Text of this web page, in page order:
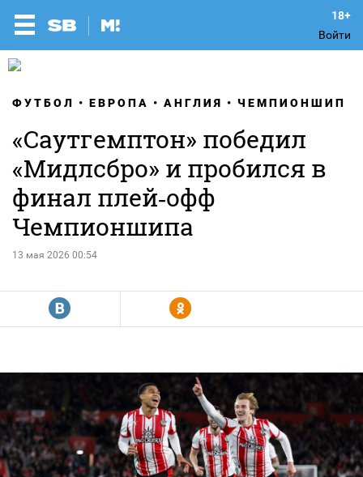
Войти
ФУТБОЛ ЕВРОПА АНГЛИЯ ЧЕМПИОНШИП
«Саутгемптон» победил
«Мидлсбро» и пробился в
финал плей‑офф
Чемпионшипа
13 мая 2026 00:54
R Y